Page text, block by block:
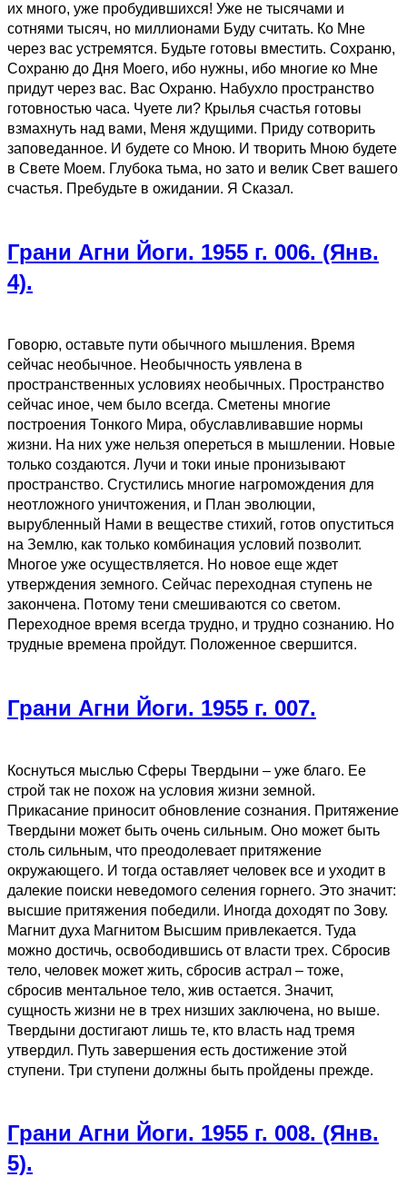
их много, уже пробудившихся! Уже не тысячами и
сотнями тысяч, но миллионами Буду считать. Ко Мне
через вас устремятся. Будьте готовы вместить. Сохраню,
Сохраню до Дня Моего, ибо нужны, ибо многие ко Мне
придут через вас. Вас Охраню. Набухло пространство
готовностью часа. Чуете ли? Крылья счастья готовы
взмахнуть над вами, Меня ждущими. Приду сотворить
заповеданное. И будете со Мною. И творить Мною будете
в Свете Моем. Глубока тьма, но зато и велик Свет вашего
счастья. Пребудьте в ожидании. Я Сказал.
Грани Агни Йоги. 1955 г. 006. (Янв.
4).
Говорю, оставьте пути обычного мышления. Время
сейчас необычное. Необычность уявлена в
пространственных условиях необычных. Пространство
сейчас иное, чем было всегда. Сметены многие
построения Тонкого Мира, обуславливавшие нормы
жизни. На них уже нельзя опереться в мышлении. Новые
только создаются. Лучи и токи иные пронизывают
пространство. Сгустились многие нагромождения для
неотложного уничтожения, и План эволюции,
вырубленный Нами в веществе стихий, готов опуститься
на Землю, как только комбинация условий позволит.
Многое уже осуществляется. Но новое еще ждет
утверждения земного. Сейчас переходная ступень не
закончена. Потому тени смешиваются со светом.
Переходное время всегда трудно, и трудно сознанию. Но
трудные времена пройдут. Положенное свершится.
Грани Агни Йоги. 1955 г. 007.
Коснуться мыслью Сферы Твердыни – уже благо. Ее
строй так не похож на условия жизни земной.
Прикасание приносит обновление сознания. Притяжение
Твердыни может быть очень сильным. Оно может быть
столь сильным, что преодолевает притяжение
окружающего. И тогда оставляет человек все и уходит в
далекие поиски неведомого селения горнего. Это значит:
высшие притяжения победили. Иногда доходят по Зову.
Магнит духа Магнитом Высшим привлекается. Туда
можно достичь, освободившись от власти трех. Сбросив
тело, человек может жить, сбросив астрал – тоже,
сбросив ментальное тело, жив остается. Значит,
сущность жизни не в трех низших заключена, но выше.
Твердыни достигают лишь те, кто власть над тремя
утвердил. Путь завершения есть достижение этой
ступени. Три ступени должны быть пройдены прежде.
Грани Агни Йоги. 1955 г. 008. (Янв.
5).